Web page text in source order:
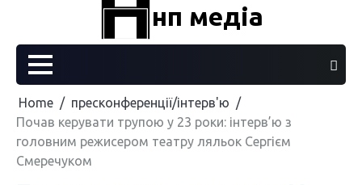
нп медіа
Home
пресконференції/інтерв'ю
Почав керувати трупою у 23 роки: інтерв’ю з
головним режисером театру ляльок Сергієм
Смеречуком